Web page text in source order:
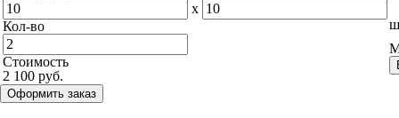
x
Кол-во
Стоимость
2 100 руб.
Оформить заказ